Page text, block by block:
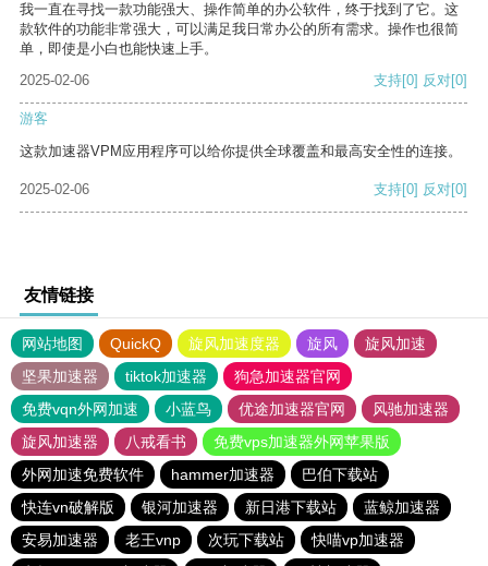
我一直在寻找一款功能强大、操作简单的办公软件，终于找到了它。这
款软件的功能非常强大，可以满足我日常办公的所有需求。操作也很简
单，即使是小白也能快速上手。
2025-02-06
支持[0] 反对[0]
游客
这款加速器VPM应用程序可以给你提供全球覆盖和最高安全性的连接。
2025-02-06 支持[0] 反对[0]
友情链接
网站地图 QuickQ 旋风加速度器 旋风
旋风加速
坚果加速器
tiktok加速器
狗急加速器官网
免费vqn外网加速
小蓝鸟 优途加速器官网
风驰加速器
旋风加速器
八戒看书
免费vps加速器外网苹果版
外网加速免费软件
hammer加速器
巴伯下载站
快连vn破解版
银河加速器 新日港下载站
蓝鲸加速器
安易加速器
老王vnp 次玩下载站
快喵vp加速器